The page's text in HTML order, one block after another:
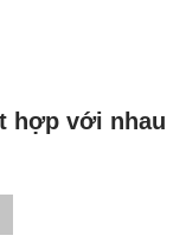
hợp với nhau